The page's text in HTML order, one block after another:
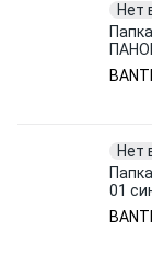
Нет
Нет
01